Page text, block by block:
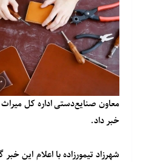
خبر داد.
شهرزاد تیمورزاده با اعلام این